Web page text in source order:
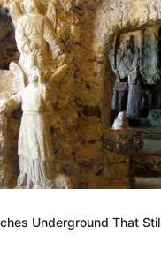
besser, wenn sich die
Knüppeln gegenseitig
Herdenarmeen so
Underground That